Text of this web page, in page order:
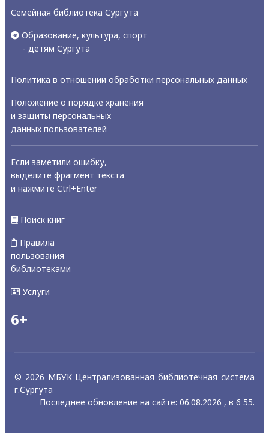
Семейная библиотека Сургута
Образование, культура, спорт
- детям Сургута
Политика в отношении обработки персональных данных
Положение о порядке хранения
и защиты персональных
данных пользователей
Если заметили ошибку,
выделите фрагмент текста
и нажмите Ctrl+Enter
Поиск книг
Правила
пользования
библиотеками
Услуги
6+
© 2026 МБУК Централизованная библиотечная система
г.Сургута
Последнее обновление на сайте: 06.08.2026 , в 6 55.